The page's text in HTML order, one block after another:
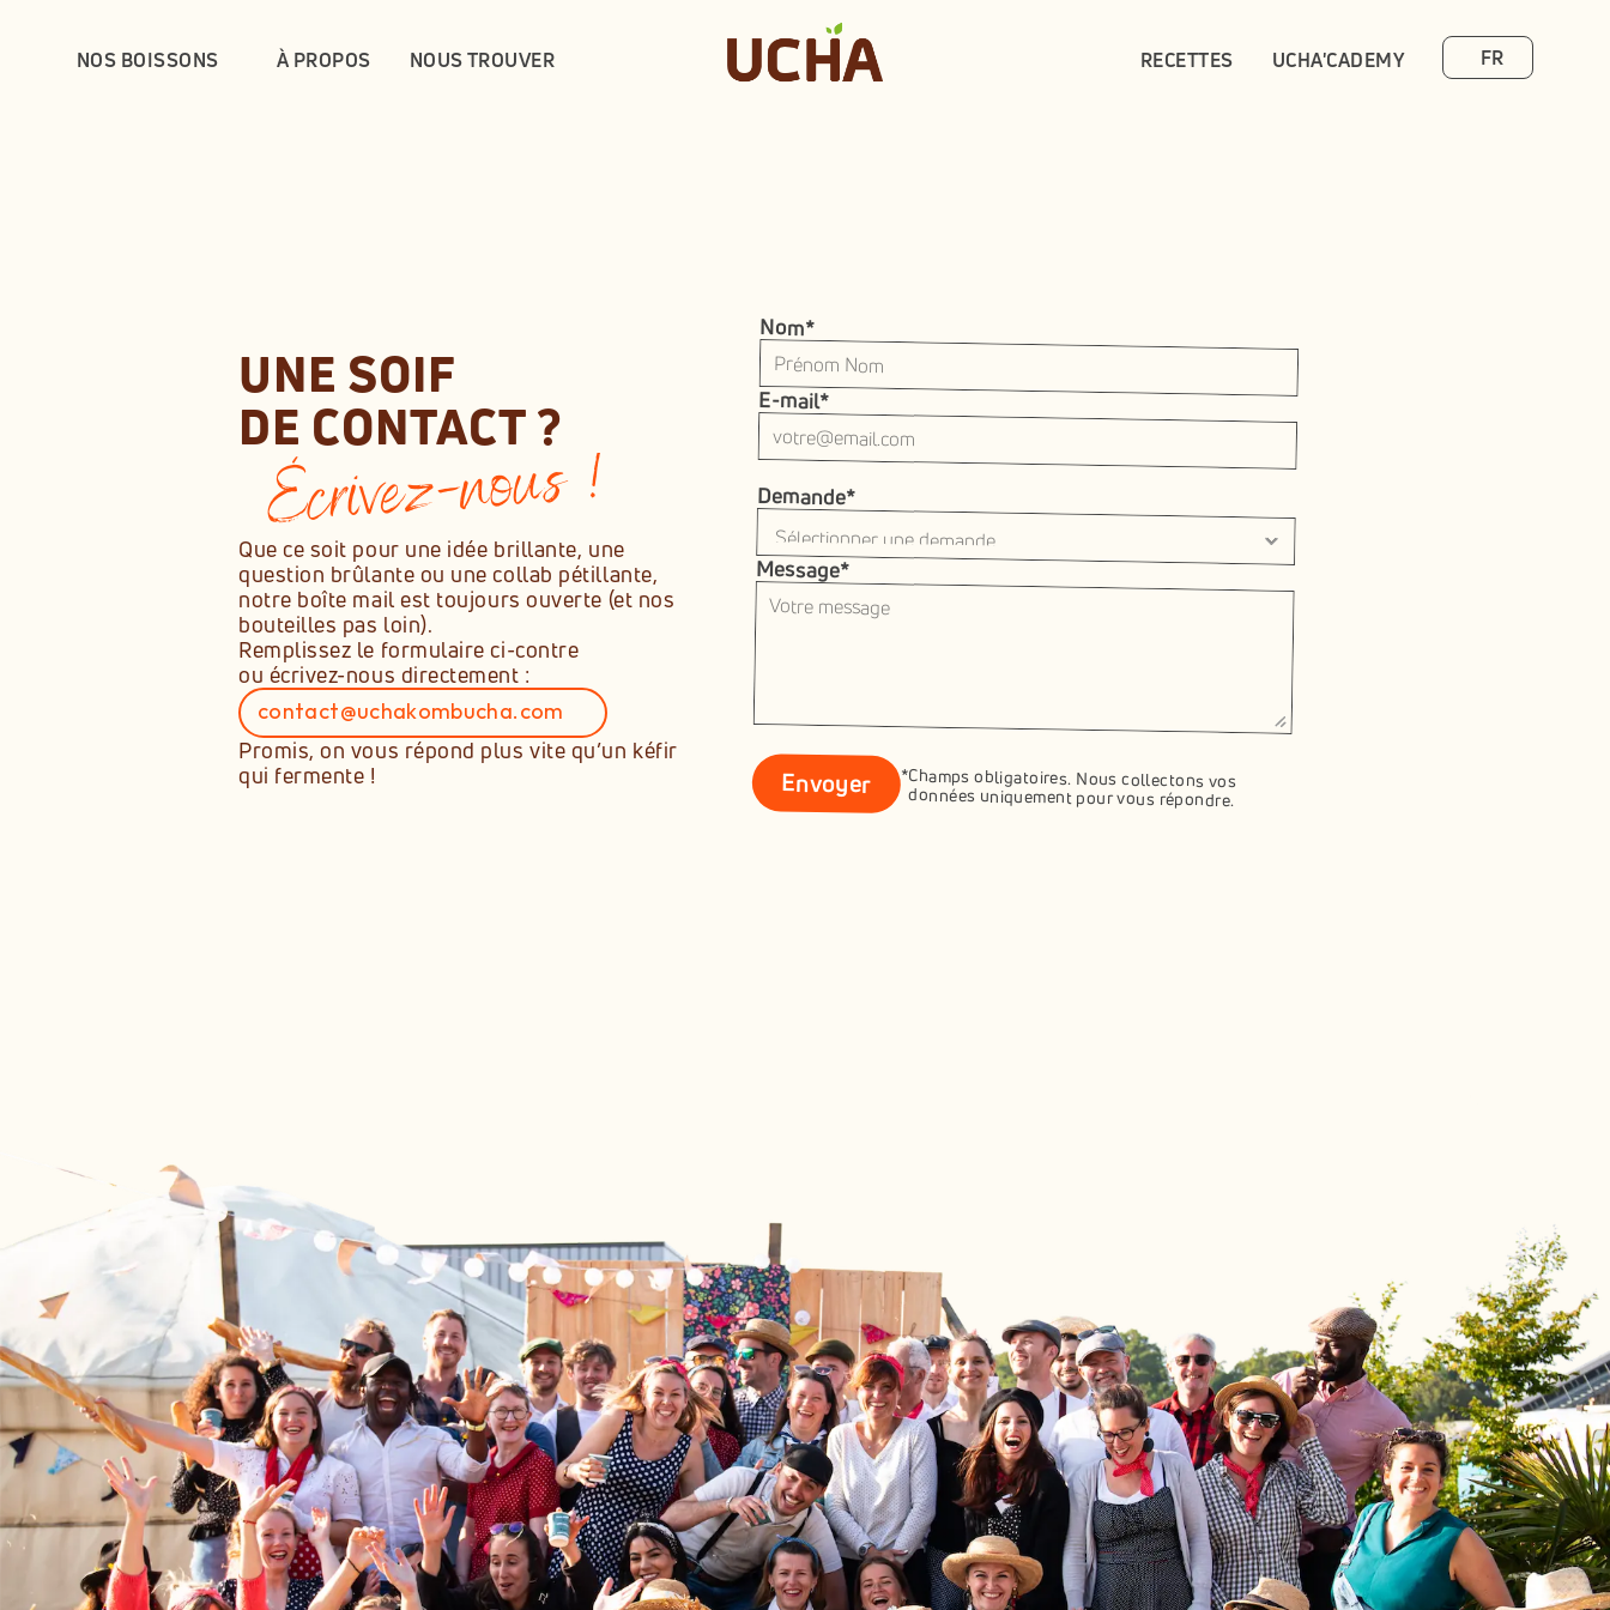
NOS BOISSONS À PROPOS NOUS TROUVER RECETTES UCHA'CADEMY Select Language
FR
UNE SOIF
DE CONTACT ?
Écrivez-nous !
Que ce soit pour une idée brillante, une
question brûlante ou une collab pétillante,
notre boîte mail est toujours ouverte (et nos
bouteilles pas loin).
Remplissez le formulaire ci-contre
ou écrivez-nous directement :
contact@uchakombucha.com
Copié dans le presse-papiers !
Promis, on vous répond plus vite qu’un kéfir
qui fermente !
Nom*
E-mail*
Demande*
Message*
Envoyer données uniquement pour vous répondre.